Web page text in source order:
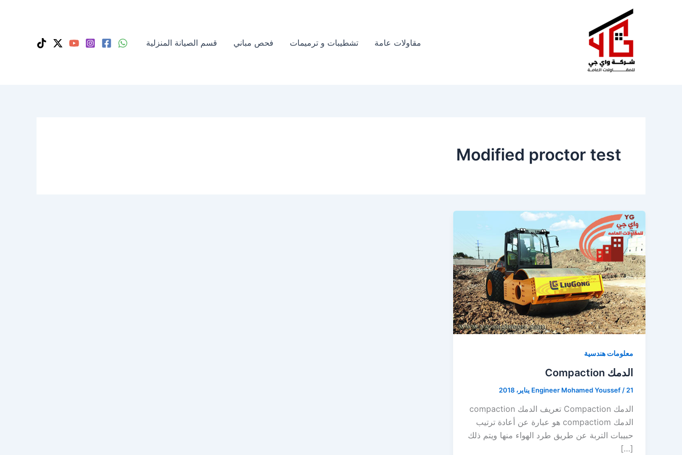
مقاولات عامة
تشطيبات و ترميمات فحص مباني قسم الصيانة المنزلية
Modified proctor test
معلومات هندسية
الدمك Compaction
Engineer Mohamed Youssef / 21 يناير، 2018
الدمك Compaction تعريف الدمك compaction
الدمك compactiom هو عبارة عن أعادة ترتيب
حبيبات التربة عن طريق طرد الهواء منها ويتم ذلك
[…]